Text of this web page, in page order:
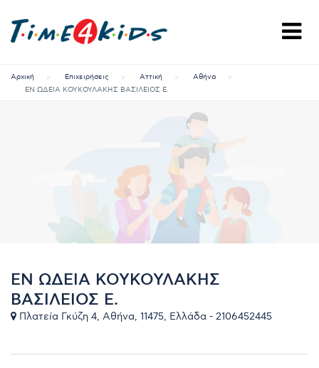
Αρχική Επιχειρήσεις Αττική
Αθήνα
ΕΝ ΩΔΕΙΑ ΚΟΥΚΟΥΛΑΚΗΣ ΒΑΣΙΛΕΙΟΣ Ε.
ΕΝ ΩΔΕΙΑ ΚΟΥΚΟΥΛΑΚΗΣ
ΒΑΣΙΛΕΙΟΣ Ε.
Πλατεία Γκύζη 4, Αθήνα, 11475, Ελλάδα - 2106452445